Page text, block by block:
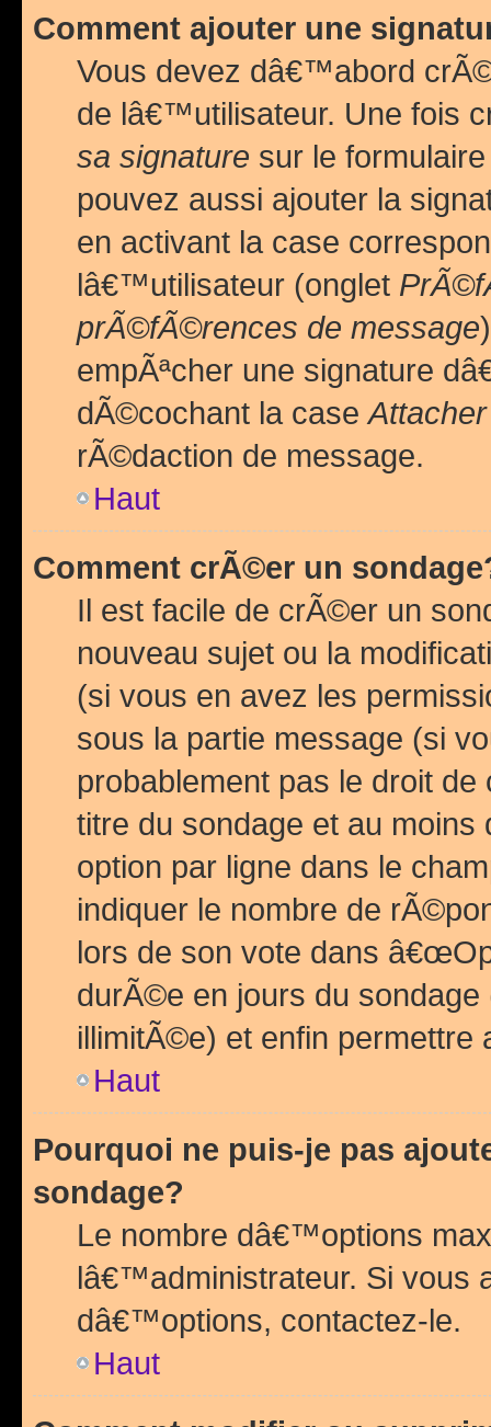
Comment ajouter une
Vous devez dâ€™abord
de lâ€™utilisateur. Une fois
sa signature sur le
pouvez aussi ajouter la
en activant la case
lâ€™utilisateur (onglet
prÃ©fÃ©rences de message
empÃªcher une signature
dÃ©cochant la case
rÃ©daction de message.
Haut
Comment crÃ©er un
Il est facile de crÃ©er un
nouveau sujet ou la
(si vous en avez les
sous la partie message (si
probablement pas le droit
titre du sondage et au
option par ligne dans le
indiquer le nombre de
lors de son vote dans
durÃ©e en jours du
illimitÃ©e) et enfin permettre
Haut
Pourquoi ne puis-je pas
sondage?
Le nombre dâ€™options
lâ€™administrateur. Si vous
dâ€™options, contactez-le.
Haut